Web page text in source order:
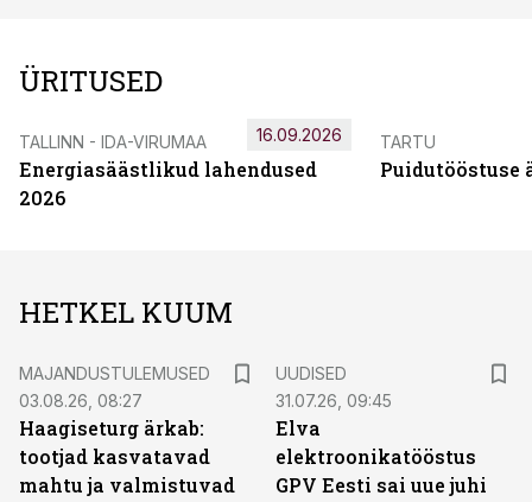
ÜRITUSED
TALLINN - IDA-VIRUMAA
Energiasäästlikud lahendused
2026
16.09.2026 TARTU
Puidutööstuse
HETKEL KUUM
MAJANDUSTULEMUSED
03.08.26, 08:27
Haagiseturg ärkab:
tootjad kasvatavad
mahtu ja valmistuvad
UUDISED
31.07.26, 09:45
Elva
elektroonikatööstus
GPV Eesti sai uue juhi